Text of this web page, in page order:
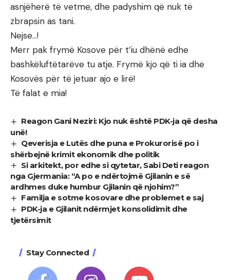
asnjëherë të vetme, dhe padyshim që nuk të
zbrapsin as tani.
Nejse…!
Merr pak frymë Kosove për t’iu dhënë edhe
bashkëluftëtarëve tu atje. Frymë kjo që ti ia dhe
Kosovës për të jetuar ajo e lirë!
Të falat e mia!
Reagon Gani Neziri: Kjo nuk është PDK-ja që desha
unë!
Qeverisja e Lutës dhe puna e Prokurorisë po i
shërbejnë krimit ekonomik dhe politik
Si arkitekt, por edhe si qytetar, Sabi Deti reagon
nga Gjermania: “A po e ndërtojmë Gjilanin e së
ardhmes duke humbur Gjilanin që njohim?”
Familja e sotme kosovare dhe problemet e saj
PDK-ja e Gjilanit ndërmjet konsolidimit dhe
tjetërsimit
Stay Connected